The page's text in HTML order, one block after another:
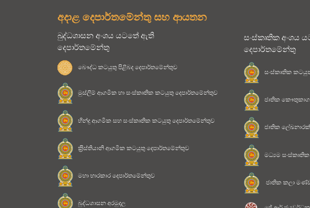
අදාළ දෙපාර්තමේන්තු සහ ආයතන
බුද්ධශාසන අංශය යටතේ ඇති
දෙපාර්තමේන්තු
බෞද්ධ කටයුතු පිළිබද දෙපාර්තමේන්තුව
මුස්ලිම් ආගමික හා සංස්කෘතික කටයුතු දෙපාර්තමේන්තුව
හින්දු ආගමික සහ සංස්කෘතික කටයුතු දෙපාර්තමේන්තුව
ක‍්‍රිස්තියානි ආගමික කටයුතු දෙපාර්තමේන්තුව
මහා භාරකාර දෙපාර්තමේන්තුව
බුද්ධශාසන අරමුදල
සංස්කෘතික අංශය
දෙපාර්තමේන්තු
සංස්කෘතික
ජාතික
ජාතික
මධ්‍යම සංස්කෘතික
ජාතික කලා